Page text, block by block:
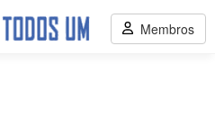
Membros